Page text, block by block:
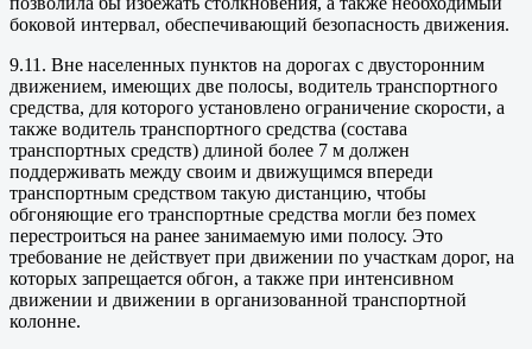
боковой интервал, обеспечивающий безопасность движения.
9.11. Вне населенных пунктов на дорогах с двусторонним
движением, имеющих две полосы, водитель транспортного
средства, для которого установлено ограничение скорости, а
также водитель транспортного средства (состава
транспортных средств) длиной более 7 м должен
поддерживать между своим и движущимся впереди
транспортным средством такую дистанцию, чтобы
обгоняющие его транспортные средства могли без помех
перестроиться на ранее занимаемую ими полосу. Это
требование не действует при движении по участкам дорог, на
которых запрещается обгон, а также при интенсивном
движении и движении в организованной транспортной
колонне.